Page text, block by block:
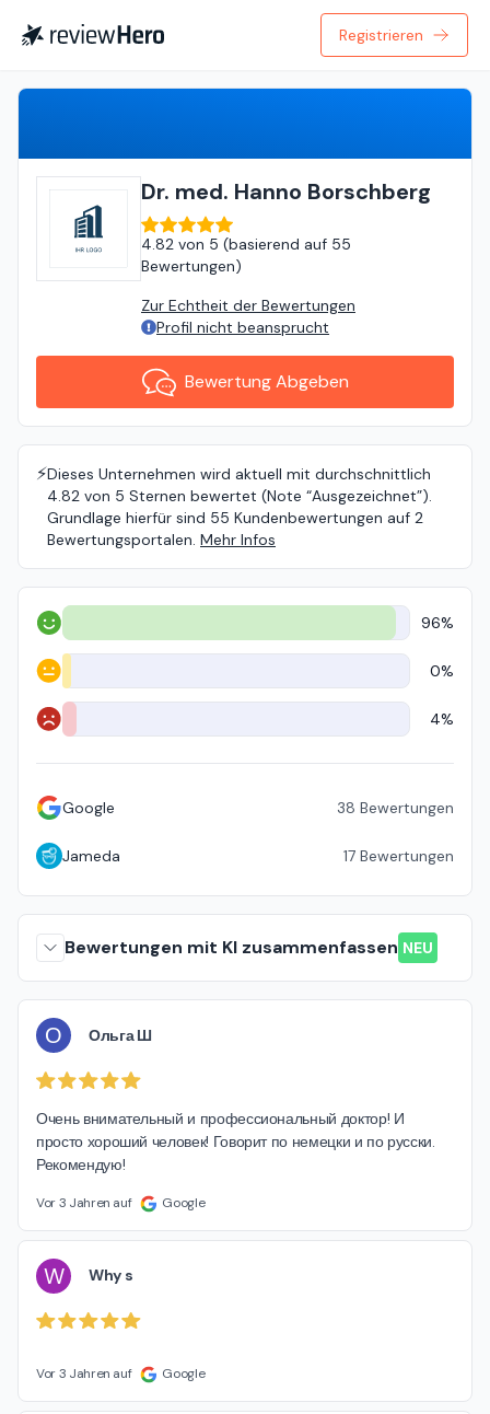
Registrieren
Dr. med. Hanno Borschberg
4.82 von 5 (basierend auf 55
Bewertungen)
Zur Echtheit der Bewertungen
Profil nicht beansprucht
Bewertung Abgeben
⚡️Dieses Unternehmen wird aktuell mit durchschnittlich
4.82 von 5 Sternen bewertet (Note “Ausgezeichnet”).
Grundlage hierfür sind 55 Kundenbewertungen auf 2
Bewertungsportalen. Mehr Infos
Positiv 96%
Neutral 0%
Negativ 4%
Google 38 Bewertungen
Jameda 17 Bewertungen
Bewertungen mit KI zusammenfassen NEU
О Ольга Ш
Очень внимательный и профессиональный доктор! И
просто хороший человек! Говорит по немецки и по русски.
Рекомендую!
Vor 3 Jahren auf Google
W Why s
Vor 3 Jahren auf Google